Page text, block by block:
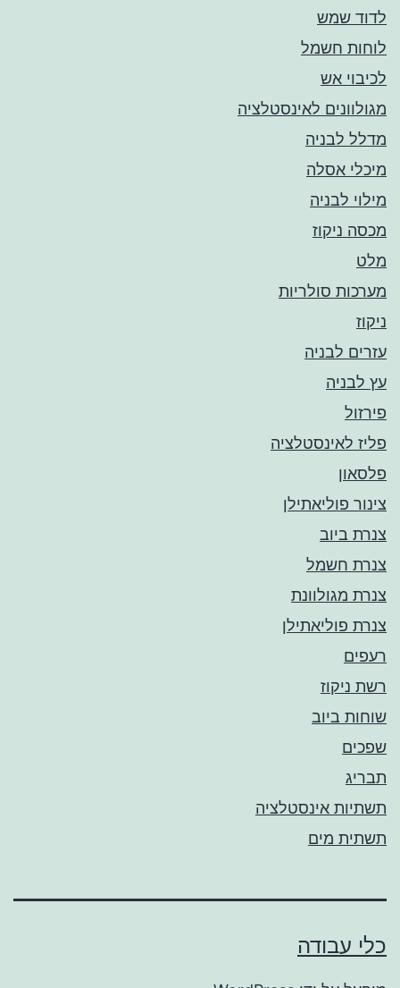
לדוד שמש
לוחות חשמל
לכיבוי אש
מגולוונים לאינסטלציה
מדלל לבניה
מיכלי אסלה
מילוי לבניה
מכסה ניקוז
מלט
מערכות סולריות
ניקוז
עזרים לבניה
עץ לבניה
פירזול
פליז לאינסטלציה
פלסאון
צינור פוליאתילן
צנרת ביוב
צנרת חשמל
צנרת מגולוונת
צנרת פוליאתילן
רעפים
רשת ניקוז
שוחות ביוב
שפכים
תבריג
תשתיות אינסטלציה
תשתית מים
כלי עבודה